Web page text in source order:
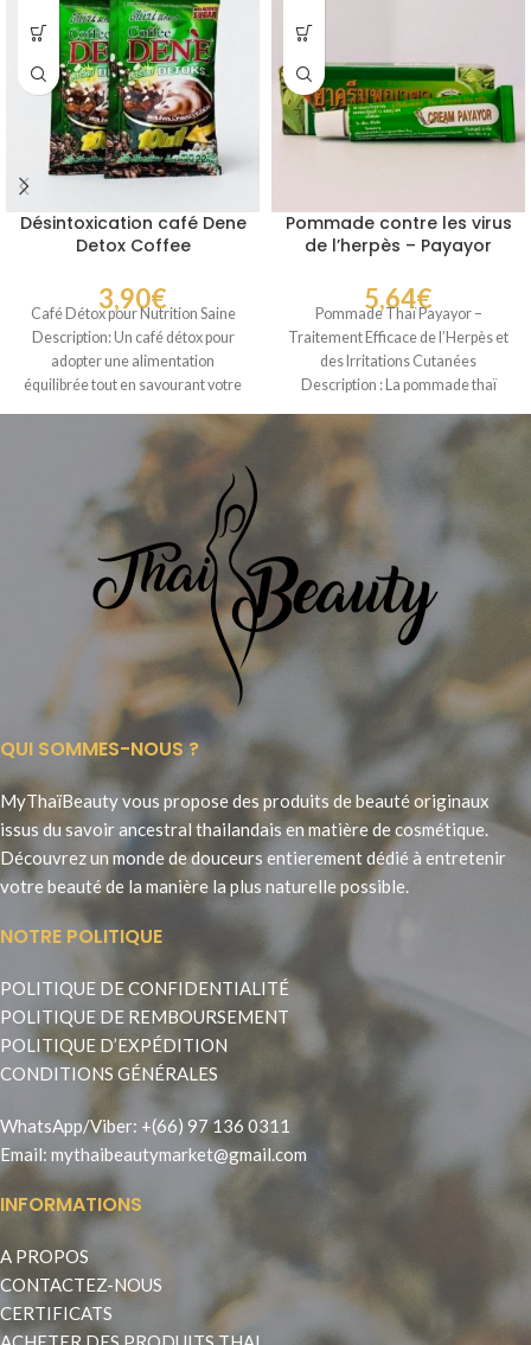
Désintoxication café Dene
Detox Coffee
3,90€
Café Détox pour Nutrition Saine
Description: Un café détox pour
adopter une alimentation
équilibrée tout en savourant votre
Pommade contre les virus
de l’herpès – Payayor
5,64€
Pommade Thaï Payayor –
Traitement Efficace de l’Herpès et
des Irritations Cutanées
Description : La pommade thaï
QUI SOMMES-NOUS ?
MyThaïBeauty vous propose des produits de beauté originaux
issus du savoir ancestral thailandais en matière de cosmétique.
Découvrez un monde de douceurs entierement dédié à entretenir
votre beauté de la manière la plus naturelle possible.
NOTRE POLITIQUE
POLITIQUE DE CONFIDENTIALITÉ
POLITIQUE DE REMBOURSEMENT
POLITIQUE D’EXPÉDITION
CONDITIONS GÉNÉRALES
WhatsApp/Viber: +(66) 97 136 0311
Email: mythaibeautymarket@gmail.com
INFORMATIONS
A PROPOS
CONTACTEZ-NOUS
CERTIFICATS